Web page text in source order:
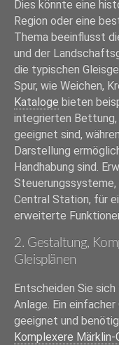
Dies könnte eine
Region oder eine
Thema beeinflusst
und der
die typischen
Spur, wie Weichen,
Kataloge bieten
integrierten
geeignet sind,
Darstellung
Handhabung sind.
Central Station, für
erweiterte
2. Gestaltung,
Gleisplänen
Entscheiden Sie
Anlage. Ein
geeignet und
Komplexere Märklin-